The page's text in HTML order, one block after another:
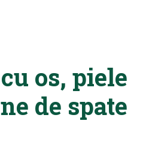
os, piele
de spate